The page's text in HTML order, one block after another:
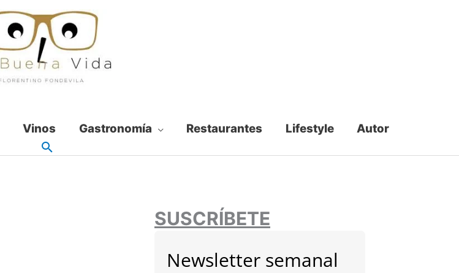
Vinos Gastronomía Restaurantes Lifestyle Autor
SUSCRÍBETE
Newsletter semanal